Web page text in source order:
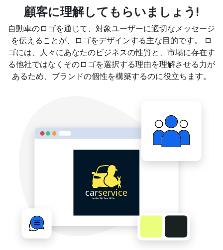
顧客に理解してもらいましょう!
自動車のロゴを通じて、対象ユーザーに適切なメッセージ
を伝えることが、ロゴをデザインする主な目的です。 ロ
ゴには、人々にあなたのビジネスの性質と、市場に存在す
る他社ではなくそのロゴを選択する理由を理解させる力が
あるため、ブランドの個性を構築するのに役立ちます。